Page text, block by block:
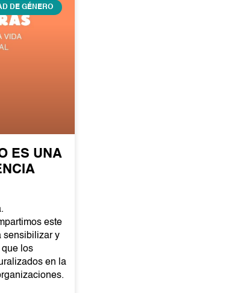
DE GÉNERO
ES UNA
este
sensibilizar y
que los
en la